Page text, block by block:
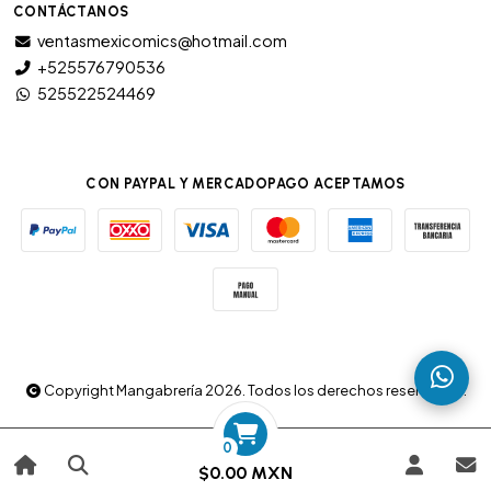
0
$0.00 MXN
CONTÁCTANOS
ventasmexicomics@hotmail.com
+525576790536
525522524469
CON PAYPAL Y MERCADOPAGO ACEPTAMOS
Copyright Mangabrería 2026. Todos los derechos reservados.